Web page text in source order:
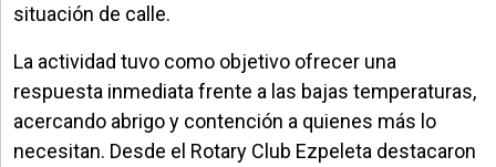
situación de calle.
La actividad tuvo como objetivo ofrecer una
respuesta inmediata frente a las bajas temperaturas,
acercando abrigo y contención a quienes más lo
necesitan. Desde el Rotary Club Ezpeleta destacaron